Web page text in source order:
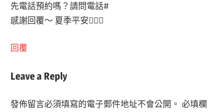
先電話預約嗎？請問電話#
感謝回覆～ 夏季平安🙋🏼‍♀️
回覆
Leave a Reply
發佈留言必須填寫的電子郵件地址不會公開。 必填欄